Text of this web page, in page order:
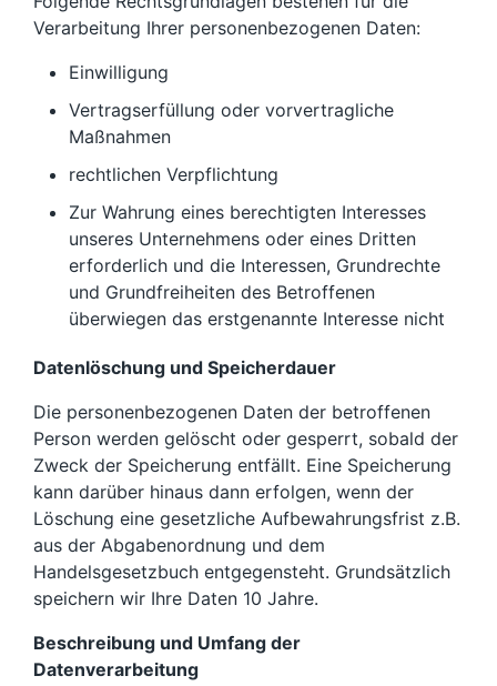
Verarbeitung Ihrer personenbezogenen Daten:
Einwilligung
Vertragserfüllung oder vorvertragliche
Maßnahmen
rechtlichen Verpflichtung
Zur Wahrung eines berechtigten Interesses
unseres Unternehmens oder eines Dritten
erforderlich und die Interessen, Grundrechte
und Grundfreiheiten des Betroffenen
überwiegen das erstgenannte Interesse nicht
Datenlöschung und Speicherdauer
Die personenbezogenen Daten der betroffenen
Person werden gelöscht oder gesperrt, sobald der
Zweck der Speicherung entfällt. Eine Speicherung
kann darüber hinaus dann erfolgen, wenn der
Löschung eine gesetzliche Aufbewahrungsfrist z.B.
aus der Abgabenordnung und dem
Handelsgesetzbuch entgegensteht. Grundsätzlich
speichern wir Ihre Daten 10 Jahre.
Beschreibung und Umfang der
Datenverarbeitung